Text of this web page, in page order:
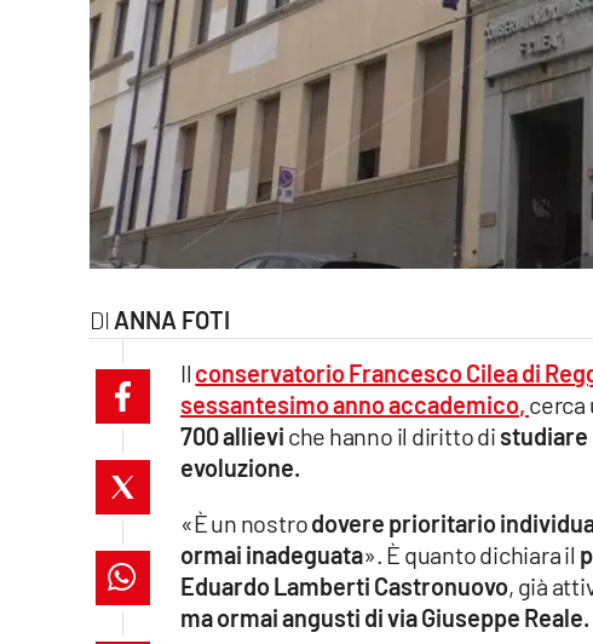
lacitymag.it
cosenzachannel.it
lacapitalenews.it
ANNA FOTI
Il conservatorio Francesco Cilea di
sessantesimo anno accademico, cerca
700 allievi che hanno il diritto di
evoluzione.
«È un nostrodovere prioritario
ormai inadeguata». È quanto dichiara il
Eduardo Lamberti Castronuovo, già
ma ormai angusti di via Giuseppe Reale.